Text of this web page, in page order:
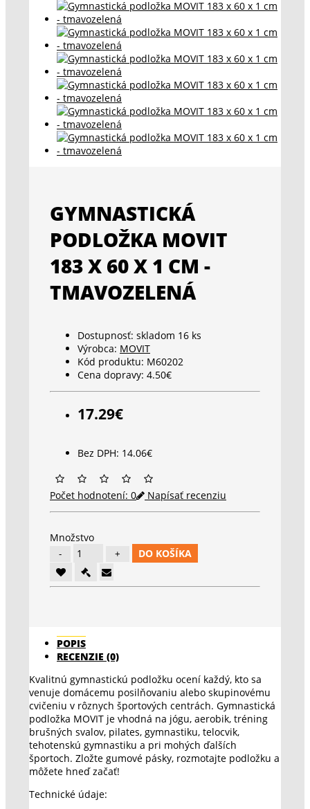
GYMNASTICKÁ
PODLOŽKA MOVIT
183 X 60 X 1 CM -
TMAVOZELENÁ
Dostupnosť: skladom 16 ks
Výrobca: MOVIT
Kód produktu: M60202
Cena dopravy: 4.50€
17.29€
Bez DPH: 14.06€
Počet hodnotení: 0 Napísať recenziu
Množstvo
DO KOŠÍKA
POPIS
RECENZIE (0)
Kvalitnú gymnastickú podložku ocení každý, kto sa
venuje domácemu posilňovaniu alebo skupinovému
cvičeniu v rôznych športových centrách. Gymnastická
podložka MOVIT je vhodná na jógu, aerobik, tréning
brušných svalov, pilates, gymnastiku, telocvik,
tehotenskú gymnastiku a pri mohých ďalších
športoch. Zložte gumové pásky, rozmotajte podložku a
môžete hneď začať!
Technické údaje: